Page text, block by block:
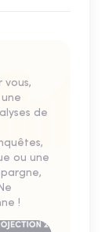
vous,
de
ou une
!